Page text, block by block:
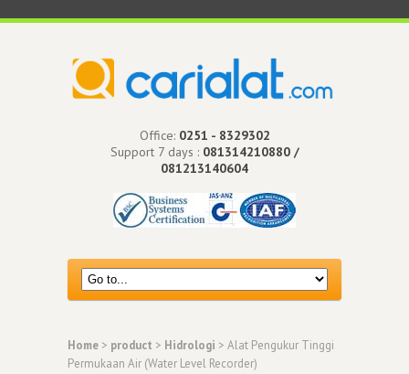
Office: 0251 - 8329302
Support 7 days : 081314210880 /
081213140604
Home > product > Hidrologi > Alat Pengukur Tinggi
Permukaan Air (Water Level Recorder)